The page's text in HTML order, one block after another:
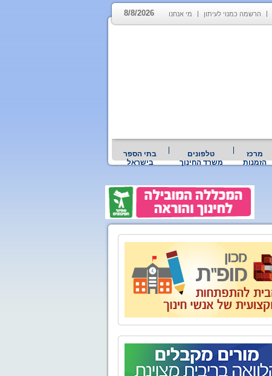
הרשמה כמנוי לעיתון מי אנחנו 8/8/2026
מרכז
הזמנות
טלפונים
משרד החינוך
בתי הספר
בישראל